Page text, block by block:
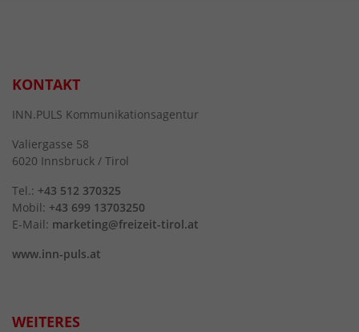
KONTAKT
INN.PULS Kommunikationsagentur
Valiergasse 58
6020 Innsbruck / Tirol
Tel.: +43 512 370325
Mobil: +43 699 13703250
E-Mail: marketing@freizeit-tirol.at
www.inn-puls.at
WEITERES